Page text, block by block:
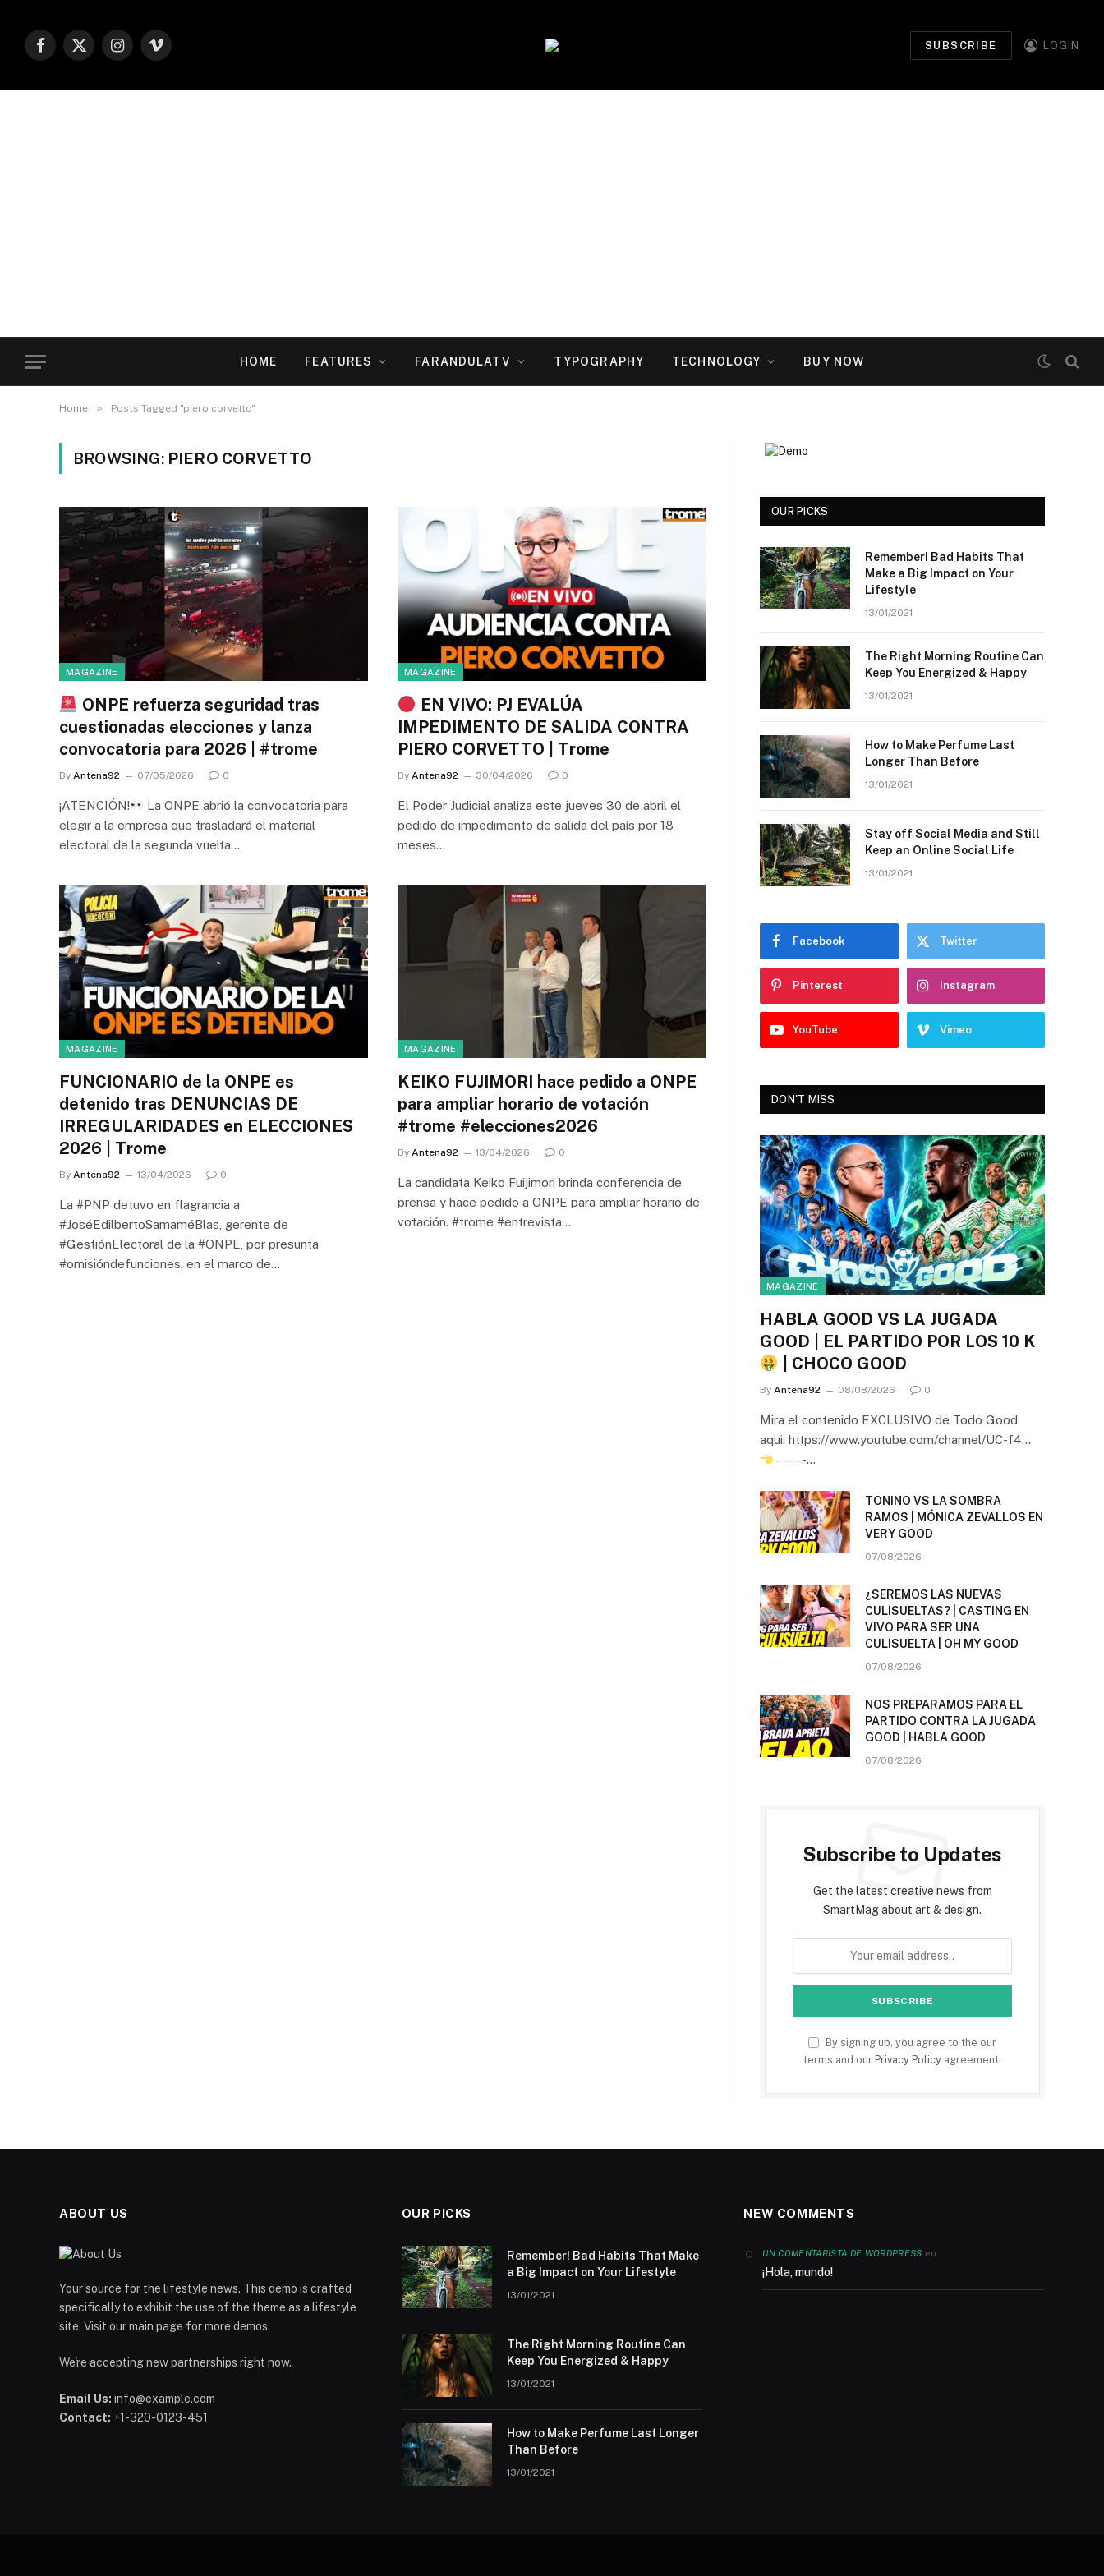
Facebook
X
Instagram
Vimeo
SUBSCRIBE LOGIN
HOME FEATURES FARANDULATV TYPOGRAPHY TECHNOLOGY BUY NOW
Home » Posts Tagged "piero corvetto"
BROWSING: PIERO CORVETTO
MAGAZINE
ONPE refuerza seguridad tras
cuestionadas elecciones y lanza
convocatoria para 2026 | #trome
By Antena92 07/05/2026 0
¡ATENCIÓN!
La ONPE abrió la convocatoria para
elegir a la empresa que trasladará el material
electoral de la segunda vuelta…
MAGAZINE
EN VIVO: PJ EVALÚA
IMPEDIMENTO DE SALIDA CONTRA
PIERO CORVETTO | Trome
By Antena92 30/04/2026 0
El Poder Judicial analiza este jueves 30 de abril el
pedido de impedimento de salida del país por 18
meses…
MAGAZINE
FUNCIONARIO de la ONPE es
detenido tras DENUNCIAS DE
IRREGULARIDADES en ELECCIONES
2026 | Trome
By Antena92 13/04/2026 0
La #PNP detuvo en flagrancia a
#JoséEdilbertoSamaméBlas, gerente de
#GestiónElectoral de la #ONPE, por presunta
#omisióndefunciones, en el marco de…
MAGAZINE
KEIKO FUJIMORI hace pedido a ONPE
para ampliar horario de votación
#trome #elecciones2026
By Antena92 13/04/2026 0
La candidata Keiko Fuijimori brinda conferencia de
prensa y hace pedido a ONPE para ampliar horario de
votación. #trome #entrevista…
OUR PICKS
Remember! Bad Habits That
Make a Big Impact on Your
Lifestyle
13/01/2021
The Right Morning Routine Can
Keep You Energized & Happy
13/01/2021
How to Make Perfume Last
Longer Than Before
13/01/2021
Stay off Social Media and Still
Keep an Online Social Life
13/01/2021
Facebook Twitter
Pinterest Instagram
YouTube Vimeo
DON'T MISS
MAGAZINE
HABLA GOOD VS LA JUGADA
GOOD | EL PARTIDO POR LOS 10 K
| CHOCO GOOD
By Antena92 08/08/2026 0
Mira el contenido EXCLUSIVO de Todo Good
aqui: https://www.youtube.com/channel/UC-f4…
– – – – -…
TONINO VS LA SOMBRA
RAMOS | MÓNICA ZEVALLOS EN
VERY GOOD
07/08/2026
¿SEREMOS LAS NUEVAS
CULISUELTAS? | CASTING EN
VIVO PARA SER UNA
CULISUELTA | OH MY GOOD
07/08/2026
NOS PREPARAMOS PARA EL
PARTIDO CONTRA LA JUGADA
GOOD | HABLA GOOD
07/08/2026
Subscribe to Updates
Get the latest creative news from
SmartMag about art & design.
By signing up, you agree to the our
terms and our Privacy Policy agreement.
ABOUT US
Your source for the lifestyle news. This demo is crafted
specifically to exhibit the use of the theme as a lifestyle
site. Visit our main page for more demos.
We're accepting new partnerships right now.
Email Us: info@example.com
Contact: +1-320-0123-451
OUR PICKS
Remember! Bad Habits That Make
a Big Impact on Your Lifestyle
13/01/2021
The Right Morning Routine Can
Keep You Energized & Happy
13/01/2021
How to Make Perfume Last Longer
Than Before
13/01/2021
NEW COMMENTS
UN COMENTARISTA DE WORDPRESS en
¡Hola, mundo!